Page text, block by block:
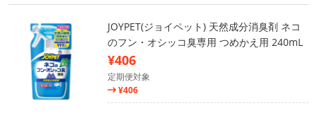
JOYPET(ジョイペット) 天然成分消臭剤 ネコ
のフン・オシッコ臭専用 つめかえ用 240mL
¥406
定期便対象
¥406